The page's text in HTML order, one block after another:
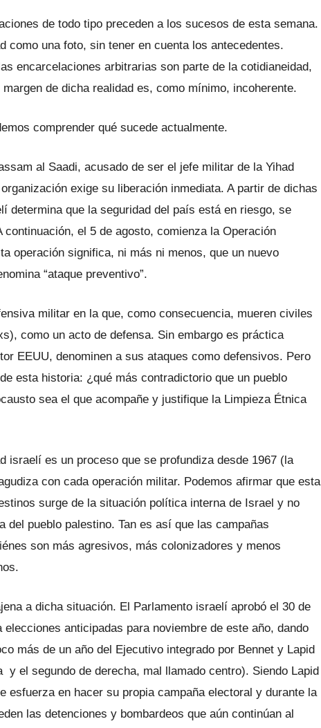
de todo tipo preceden a los sucesos de esta semana.
como una foto, sin tener en cuenta los antecedentes.
encarcelaciones arbitrarias son parte de la cotidianeidad,
de dicha realidad es, como mínimo, incoherente.
comprender qué sucede actualmente.
al Saadi, acusado de ser el jefe militar de la Yihad
exige su liberación inmediata. A partir de dichas
determina que la seguridad del país está en riesgo, se
continuación, el 5 de agosto, comienza la Operación
operación significa, ni más ni menos, que un nuevo
“ataque preventivo”.
militar en la que, como consecuencia, mueren civiles
como un acto de defensa. Sin embargo es práctica
EEUU, denominen a sus ataques como defensivos. Pero
esta historia: ¿qué más contradictorio que un pueblo
sea el que acompañe y justifique la Limpieza Étnica
israelí es un proceso que se profundiza desde 1967 (la
con cada operación militar. Podemos afirmar que esta
surge de la situación política interna de Israel y no
del pueblo palestino. Tan es así que las campañas
son más agresivos, más colonizadores y menos
a dicha situación. El Parlamento israelí aprobó el 30 de
anticipadas para noviembre de este año, dando
más de un año del Ejecutivo integrado por Bennet y Lapid
y el segundo de derecha, mal llamado centro). Siendo Lapid
esfuerza en hacer su propia campaña electoral y durante la
las detenciones y bombardeos que aún continúan al